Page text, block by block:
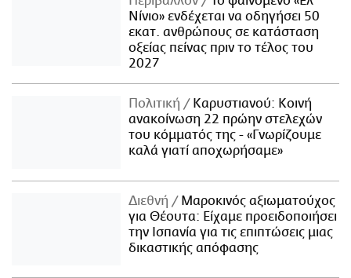
Νίνιο» ενδέχεται να οδηγήσει 50
εκατ. ανθρώπους σε κατάσταση
οξείας πείνας πριν το τέλος του
2027
Πολιτική
Καρυστιανού: Κοινή
ανακοίνωση 22 πρώην στελεχών
του κόμματός της - «Γνωρίζουμε
καλά γιατί αποχωρήσαμε»
Διεθνή
Μαροκινός αξιωματούχος
για Θέουτα: Είχαμε προειδοποιήσει
την Ισπανία για τις επιπτώσεις μιας
δικαστικής απόφασης